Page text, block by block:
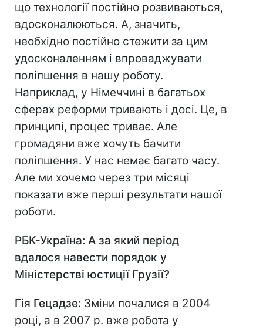
що технології постійно розвиваються,
вдосконалюються. А, значить,
необхідно постійно стежити за цим
удосконаленням і впроваджувати
поліпшення в нашу роботу.
Наприклад, у Німеччині в багатьох
сферах реформи тривають і досі. Це, в
принципі, процес триває. Але
громадяни вже хочуть бачити
поліпшення. У нас немає багато часу.
Але ми хочемо через три місяці
показати вже перші результати нашої
роботи.
РБК-Україна: А за який період
вдалося навести порядок у
Міністерстві юстиції Грузії?
Гія Гецадзе: Зміни почалися в 2004
році, а в 2007 р. вже робота у